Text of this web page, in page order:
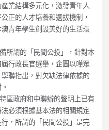
業結構多元化，激發青年人
正的人才培養和選拔機制，
青年學生創設美好的生活環
所謂的「民間公投」，針對本
行政長官選舉，企圖以嘩眾
聯指出，對欠缺法律依據的
區政府和中聯辦的聲明上已有
必須根據基本法的相關規定
，所謂的「民間公投」是完